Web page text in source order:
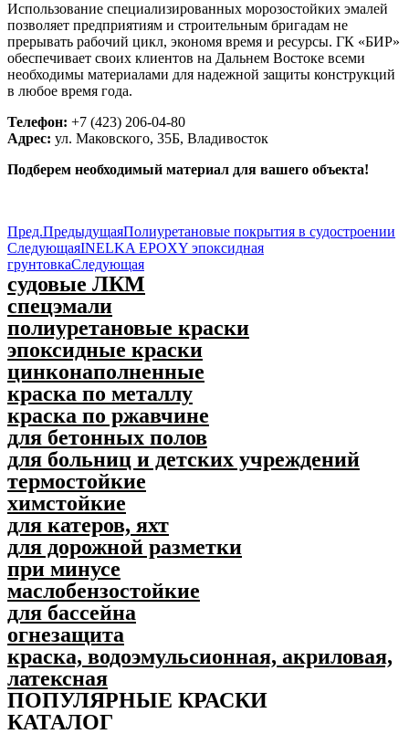
Использование специализированных морозостойких эмалей
позволяет предприятиям и строительным бригадам не
прерывать рабочий цикл, экономя время и ресурсы. ГК «БИР»
обеспечивает своих клиентов на Дальнем Востоке всеми
необходимы материалами для надежной защиты конструкций
в любое время года.
Телефон: +7 (423) 206-04-80
Адрес: ул. Маковского, 35Б, Владивосток
Подберем необходимый материал для вашего объекта!
Пред.ПредыдущаяПолиуретановые покрытия в судостроении
СледующаяINELKA EPOXY эпоксидная
грунтовкаСледующая
судовые ЛКМ
спецэмали
полиуретановые краски
эпоксидные краски
цинконаполненные
краска по металлу
краска по ржавчине
для бетонных полов
для больниц и детских учреждений
термостойкие
химстойкие
для катеров, яхт
для дорожной разметки
при минусе
маслобензостойкие
для бассейна
огнезащита
краска, водоэмульсионная, акриловая,
латексная
ПОПУЛЯPНЫЕ КРАСКИ
КАТАЛОГ